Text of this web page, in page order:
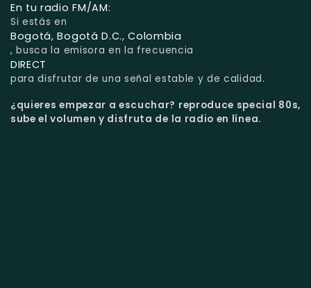
En tu radio FM/AM:
Si estás en
Bogotá, Bogotá D.C., Colombia
, busca la emisora en la frecuencia
DIRECT
para disfrutar de una señal estable y de calidad.
¿quieres empezar a escuchar? reproduce special 80s,
sube el volumen y disfruta de la radio en línea.